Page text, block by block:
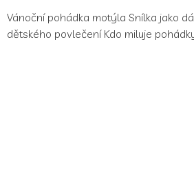
Vánoční pohádka motýla Snílka jako
dětského povlečení Kdo miluje